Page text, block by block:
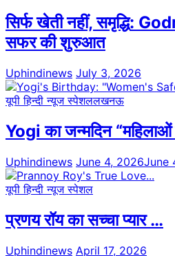
सिर्फ खेती नहीं, समृद्धि:
सफर की शुरुआत
Uphindinews July 3, 2026
यूपी हिन्दी न्यूज स्पेशललखनऊ
Yogi का जन्मदिन “महिलाओं
Uphindinews June 4, 2026June
यूपी हिन्दी न्यूज स्पेशल
प्रणय रॉय का सच्चा प्यार …
Uphindinews April 17, 2026